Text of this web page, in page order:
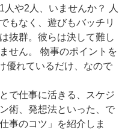
や2人、いませんか？ 人
もなく、遊びもバッチリ
抜群。彼らは決して難し
せん。 物事のポイントを
優れているだけ、なので
で仕事に活きる、スケジ
術、発想法といった、で
事のコツ」を紹介しま